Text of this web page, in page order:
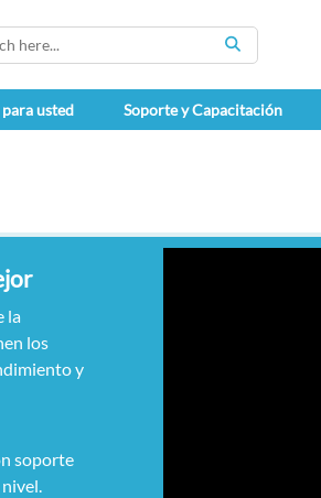
SEARCH
usted Soporte y Capacitación
la
los
y
soporte